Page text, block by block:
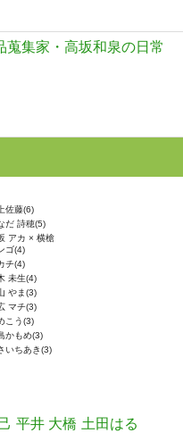
蒐集家・高坂和泉の日常
佐藤(6)
だ 詩穂(5)
アカ × 横槍
ゴ(4)
チ(4)
未生(4)
やま(3)
マチ(3)
こう(3)
かもめ(3)
いちあき(3)
平井 大橋 土田はる